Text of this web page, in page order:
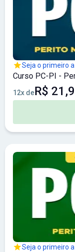
Seja o primeiro
Curso PC-PI -
12x deR$
Seja o primeiro